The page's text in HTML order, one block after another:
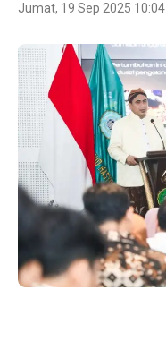
Jumat, 19 Sep 2025 10:04